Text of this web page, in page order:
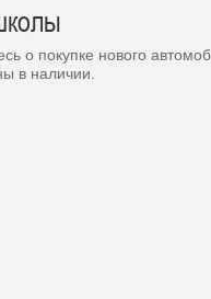
о покупке нового
в наличии.